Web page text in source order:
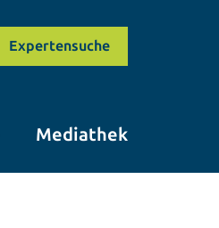
Expertensuche
Mediathek